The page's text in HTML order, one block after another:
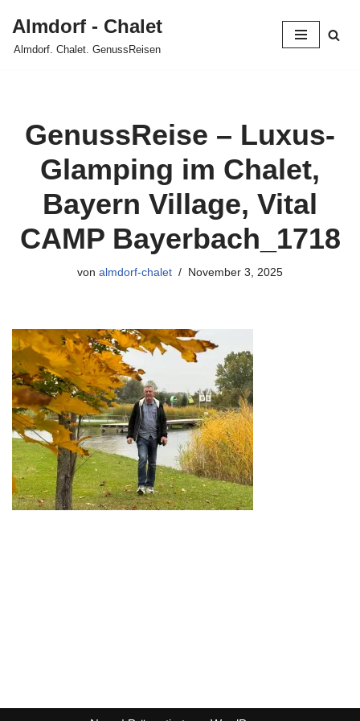
Zum
Almdorf - Chalet
Almdorf. Chalet. GenussReisen
GenussReise – Luxus-
Glamping im Chalet,
Bayern Village, Vital
CAMP Bayerbach_1718
von almdorf-chalet November 3, 2025